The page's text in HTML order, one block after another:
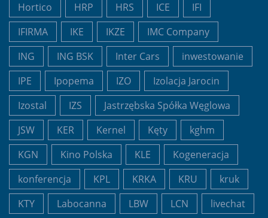
Hortico
HRP HRS ICE
IFI
IFIRMA
IKE IKZE
IMC Company
ING
ING BSK Inter Cars
inwestowanie
IPE
Ipopema IZO
Izolacja Jarocin
Izostal
IZS
Jastrzębska Spółka Węglowa
JSW
KER Kernel Kęty
kghm
KGN
Kino Polska KLE
Kogeneracja
konferencja
KPL KRKA KRU
kruk
KTY
Labocanna LBW LCN livechat